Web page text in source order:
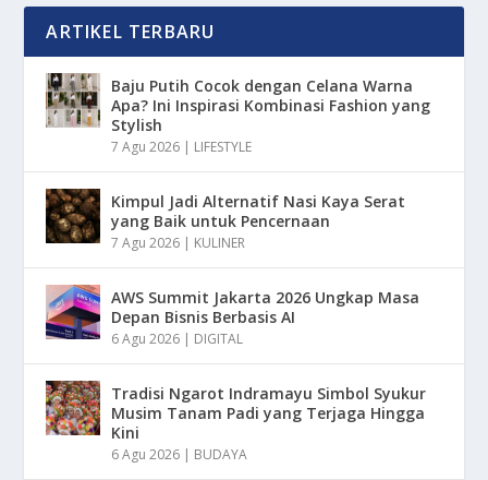
ARTIKEL TERBARU
Baju Putih Cocok dengan Celana Warna
Apa? Ini Inspirasi Kombinasi Fashion yang
Stylish
7 Agu 2026 | LIFESTYLE
Kimpul Jadi Alternatif Nasi Kaya Serat
yang Baik untuk Pencernaan
7 Agu 2026 | KULINER
AWS Summit Jakarta 2026 Ungkap Masa
Depan Bisnis Berbasis AI
6 Agu 2026 | DIGITAL
Tradisi Ngarot Indramayu Simbol Syukur
Musim Tanam Padi yang Terjaga Hingga
Kini
6 Agu 2026 | BUDAYA